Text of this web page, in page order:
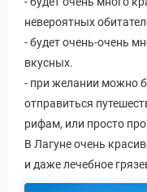
невероятных
- будет очень-очень
вкусных.
- при желании можно
отправиться
рифам, или просто
В Лагуне очень
и даже лечебное